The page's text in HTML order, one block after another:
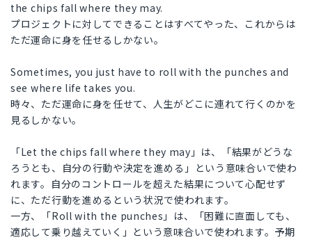
the chips fall where they may.
プロジェクトに対してできることはすべてやった、これからは
ただ運命に身を任せるしかない。
Sometimes, you just have to roll with the punches and
see where life takes you.
時々、ただ運命に身を任せて、人生がどこに連れて行くのかを
見るしかない。
「Let the chips fall where they may」は、「結果がどうな
ろうとも、自分の行動や決定を進める」という意味合いで使わ
れます。自分のコントロールを超えた結果について心配せず
に、ただ行動を進めるという状況で使われます。
一方、「Roll with the punches」は、「困難に直面しても、
適応して乗り越えていく」という意味合いで使われます。予期